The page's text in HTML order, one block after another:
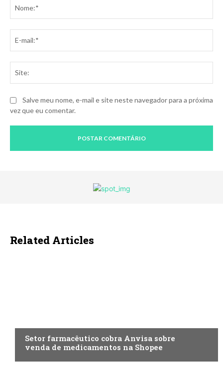
Salve meu nome, e-mail e site neste navegador para a próxima
vez que eu comentar.
Related Articles
Setor farmacêutico cobra Anvisa sobre
venda de medicamentos na Shopee